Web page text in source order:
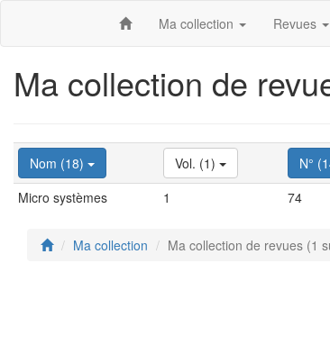
Ma collection Revues
Ma collection de
Nom (18) Vol. (1) N°
Micro systèmes
1 74
Ma collection Ma collection de revues (1